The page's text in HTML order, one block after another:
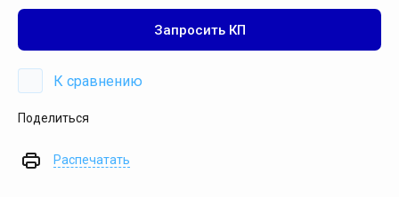
Запросить КП
К сравнению
Поделиться
Распечатать